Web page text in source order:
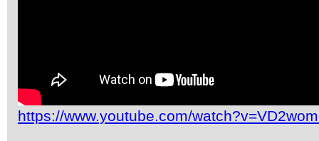
https://www.youtube.com/